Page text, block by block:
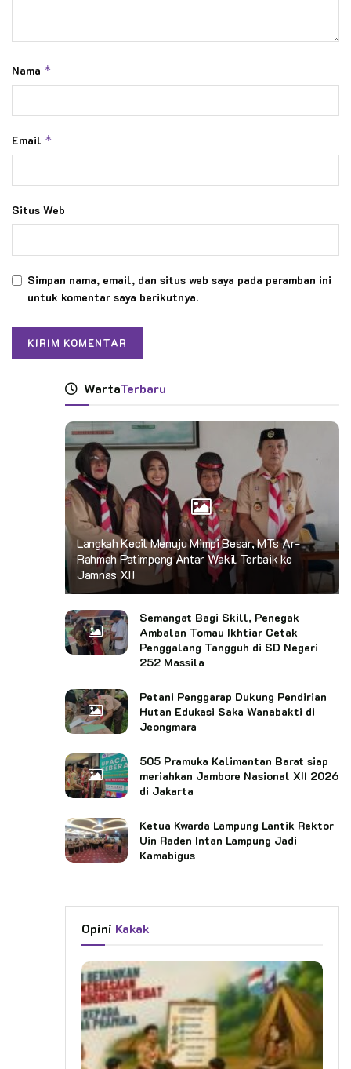
Nama *
Email *
Situs Web
Simpan nama, email, dan situs web saya pada peramban ini
untuk komentar saya berikutnya.
WartaTerbaru
Langkah Kecil Menuju Mimpi Besar, MTs Ar-
Rahmah Patimpeng Antar Wakil Terbaik ke
Jamnas XII
Semangat Bagi Skill, Penegak
Ambalan Tomau Ikhtiar Cetak
Penggalang Tangguh di SD Negeri
252 Massila
Petani Penggarap Dukung Pendirian
Hutan Edukasi Saka Wanabakti di
Jeongmara
505 Pramuka Kalimantan Barat siap
meriahkan Jambore Nasional XII 2026
di Jakarta
Ketua Kwarda Lampung Lantik Rektor
Uin Raden Intan Lampung Jadi
Kamabigus
Opini Kakak